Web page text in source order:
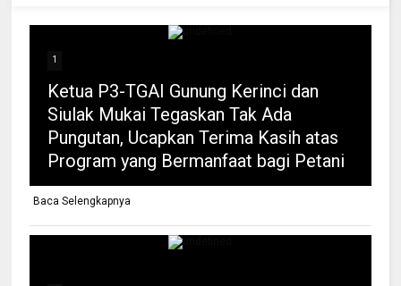
1
Ketua P3-TGAI Gunung Kerinci dan
Siulak Mukai Tegaskan Tak Ada
Pungutan, Ucapkan Terima Kasih atas
Program yang Bermanfaat bagi Petani
Baca Selengkapnya